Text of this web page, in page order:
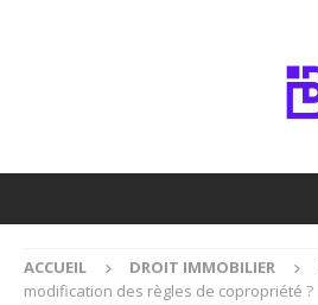
ACCUEIL DROIT IMMOBILIER
modification des règles de copropriété ?